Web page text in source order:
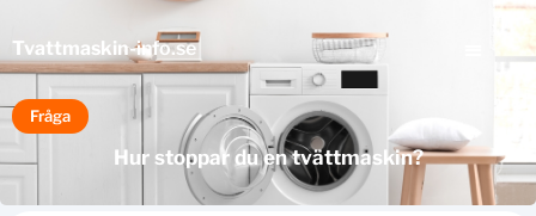
Tvattmaskin-info.se
Fråga
Hur stoppar du en tvättmaskin?